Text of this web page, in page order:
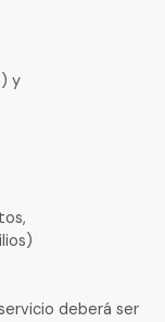
y
deberá ser